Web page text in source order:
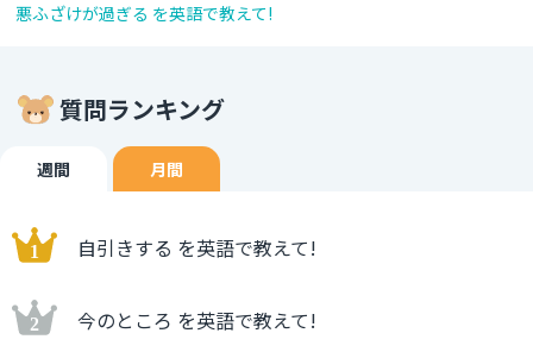
悪ふざけが過ぎる を英語で教えて!
質問ランキング
週間 月間
自引きする を英語で教えて!
今のところ を英語で教えて!